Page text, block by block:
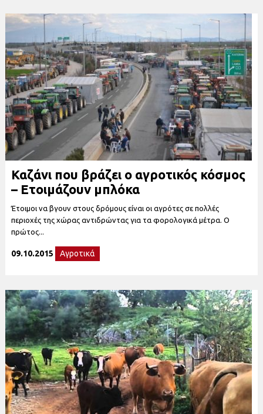
Καζάνι που βράζει ο αγροτικός κόσμος
– Ετοιμάζουν μπλόκα
Έτοιμοι να βγουν στους δρόμους είναι οι αγρότες σε πολλές
περιοχές της χώρας αντιδρώντας για τα φορολογικά μέτρα. Ο
πρώτος...
09.10.2015 Αγροτικά